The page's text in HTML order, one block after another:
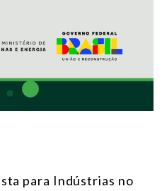
para Indústrias no